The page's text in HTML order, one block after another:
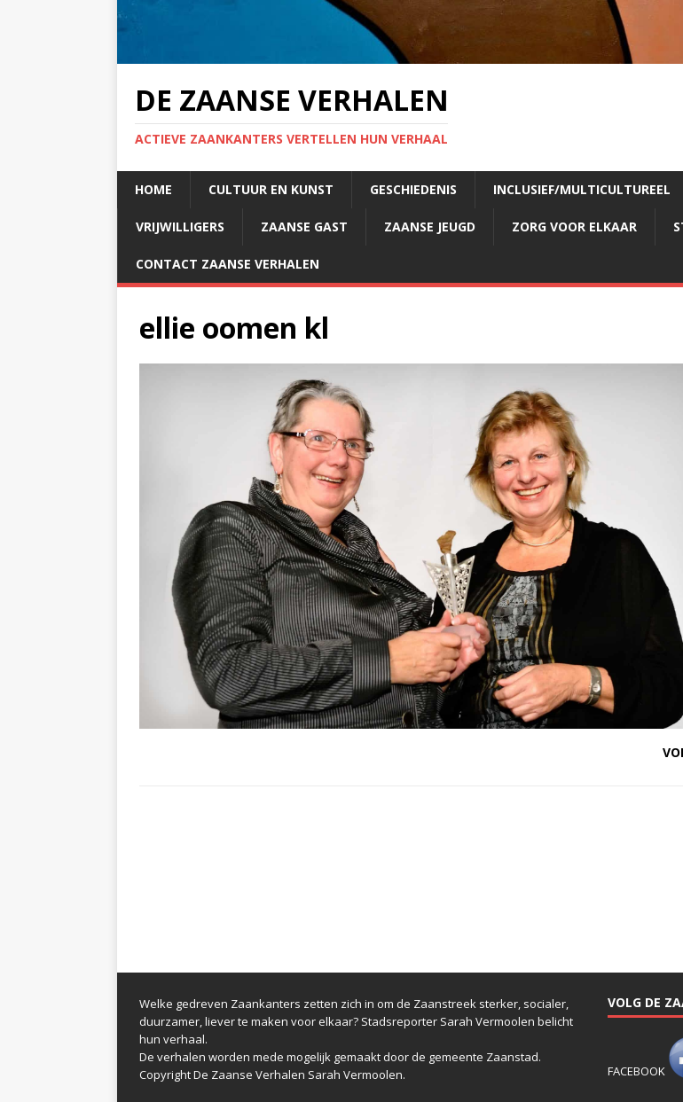
DE ZAANSE VERHALEN
ACTIEVE ZAANKANTERS VERTELLEN HUN VERHAAL
HOME CULTUUR EN KUNST GESCHIEDENIS INCLUSIEF/MULTICULTUREEL
VRIJWILLIGERS ZAANSE GAST ZAANSE JEUGD ZORG VOOR ELKAAR
CONTACT ZAANSE VERHALEN
ellie oomen kl
Welke gedreven Zaankanters zetten zich in om de Zaanstreek sterker, socialer,
duurzamer, liever te maken voor elkaar? Stadsreporter Sarah Vermoolen belicht
hun verhaal.
De verhalen worden mede mogelijk gemaakt door de gemeente Zaanstad.
Copyright De Zaanse Verhalen Sarah Vermoolen.
VOLG DE
FACEBOOK